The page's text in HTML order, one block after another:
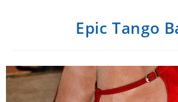
Epic Tango